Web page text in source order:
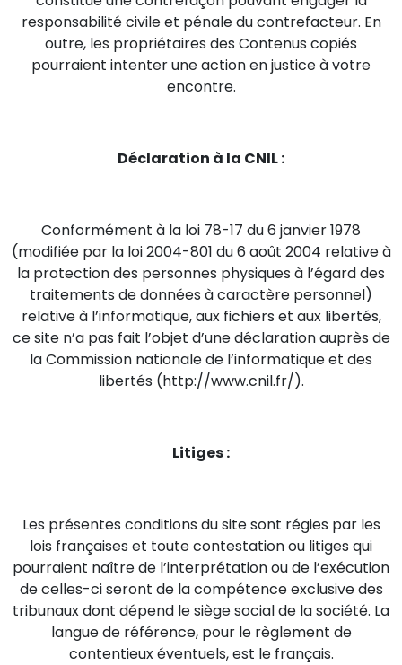
responsabilité civile et pénale du contrefacteur. En
outre, les propriétaires des Contenus copiés
pourraient intenter une action en justice à votre
encontre.
Déclaration à la CNIL :
Conformément à la loi 78-17 du 6 janvier 1978
(modifiée par la loi 2004-801 du 6 août 2004 relative à
la protection des personnes physiques à l’égard des
traitements de données à caractère personnel)
relative à l’informatique, aux fichiers et aux libertés,
ce site n’a pas fait l’objet d’une déclaration auprès de
la Commission nationale de l’informatique et des
libertés (http://www.cnil.fr/).
Litiges :
Les présentes conditions du site sont régies par les
lois françaises et toute contestation ou litiges qui
pourraient naître de l’interprétation ou de l’exécution
de celles-ci seront de la compétence exclusive des
tribunaux dont dépend le siège social de la société. La
langue de référence, pour le règlement de
contentieux éventuels, est le français.